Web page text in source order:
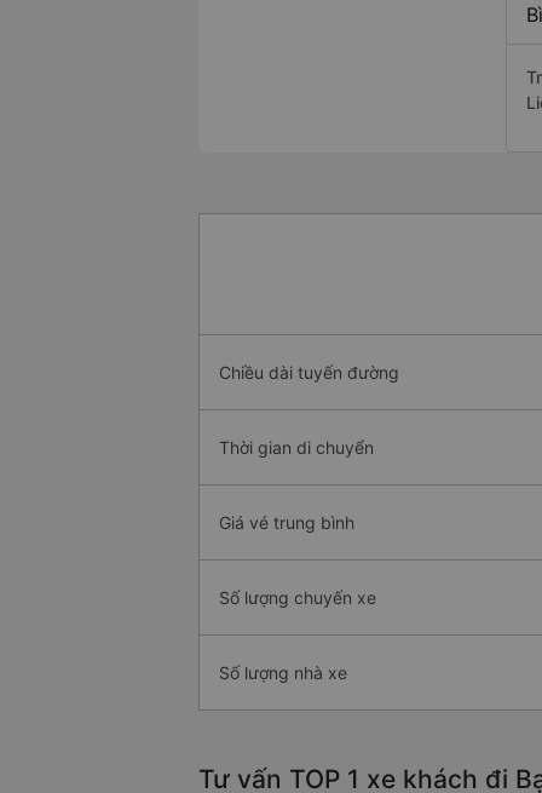
Chiều dài tuyến đường
Thời gian di chuyển
Giá vé trung bình
Số lượng chuyến xe
Số lượng nhà xe
Tư vấn TOP 1 xe khách đi